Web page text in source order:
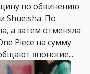
по обвинению
Shueisha. По
а затем отменяла
Piece на сумму
японские...